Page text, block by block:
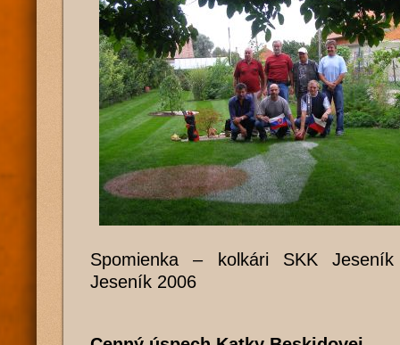
Spomienka – kolkári SKK
Jeseník 2006